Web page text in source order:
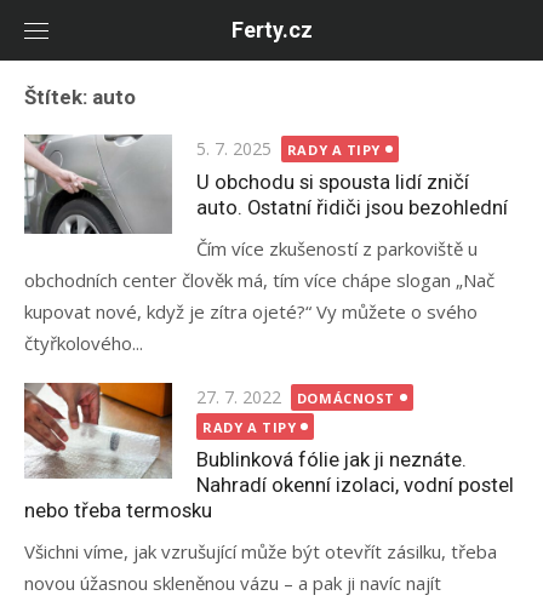
Ferty.cz
Štítek: auto
Posted
on
5. 7. 2025 RADY A TIPY
U obchodu si spousta lidí zničí
auto. Ostatní řidiči jsou bezohlední
Čím více zkušeností z parkoviště u
obchodních center člověk má, tím více chápe slogan „Nač
kupovat nové, když je zítra ojeté?“ Vy můžete o svého
čtyřkolového...
Posted
on
27. 7. 2022
DOMÁCNOST
RADY A TIPY
Bublinková fólie jak ji neznáte.
Nahradí okenní izolaci, vodní postel
nebo třeba termosku
Všichni víme, jak vzrušující může být otevřít zásilku, třeba
novou úžasnou skleněnou vázu – a pak ji navíc najít